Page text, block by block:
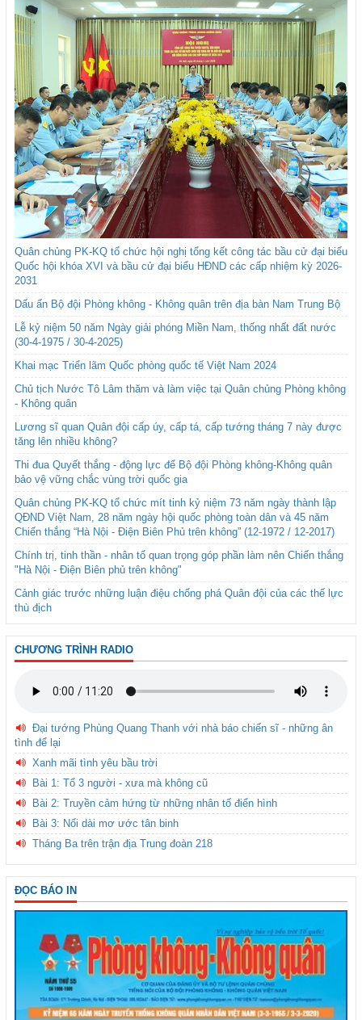
Quân chủng PK-KQ tổ chức hội nghị tổng kết công tác bầu cử đại biểu
Quốc hội khóa XVI và bầu cử đại biểu HĐND các cấp nhiệm kỳ 2026-
2031
Dấu ấn Bộ đội Phòng không - Không quân trên địa bàn Nam Trung Bộ
Lễ kỷ niệm 50 năm Ngày giải phóng Miền Nam, thống nhất đất nước
(30-4-1975 / 30-4-2025)
Khai mạc Triển lãm Quốc phòng quốc tế Việt Nam 2024
Chủ tịch Nước Tô Lâm thăm và làm việc tại Quân chủng Phòng không
- Không quân
Lương sĩ quan Quân đội cấp úy, cấp tá, cấp tướng tháng 7 này được
tăng lên nhiều không?
Thi đua Quyết thắng - động lực để Bộ đội Phòng không-Không quân
bảo vệ vững chắc vùng trời quốc gia
Quân chủng PK-KQ tổ chức mít tinh kỷ niệm 73 năm ngày thành lập
QĐND Việt Nam, 28 năm ngày hội quốc phòng toàn dân và 45 năm
Chiến thắng “Hà Nội - Điện Biên Phủ trên không” (12-1972 / 12-2017)
Chính trị, tinh thần - nhân tố quan trọng góp phần làm nên Chiến thắng
"Hà Nội - Điện Biên phủ trên không"
Cảnh giác trước những luận điệu chống phá Quân đội của các thế lực
thù địch
CHƯƠNG TRÌNH RADIO
Đại tướng Phùng Quang Thanh với nhà báo chiến sĩ - những ân
tình để lại
Xanh mãi tình yêu bầu trời
Bài 1: Tổ 3 người - xưa mà không cũ
Bài 2: Truyền cảm hứng từ những nhân tố điển hình
Bài 3: Nối dài mơ ước tân binh
Tháng Ba trên trận địa Trung đoàn 218
ĐỌC BÁO IN